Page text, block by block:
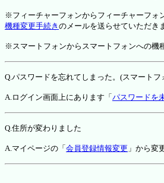
※フィーチャーフォンからフィーチャーフォ
機種変更手続き のメールを送らせていただき
※スマートフォンからスマートフォンへの機
Q.パスワードを忘れてしまった。(スマートフ
A.ログイン画面上にあります「 パスワードを
Q.住所が変わりました
A.マイページの「 会員登録情報変更 」から変